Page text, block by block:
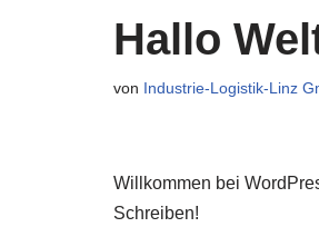
Hallo
von Industrie-Logistik-Linz
Willkommen bei
Schreiben!